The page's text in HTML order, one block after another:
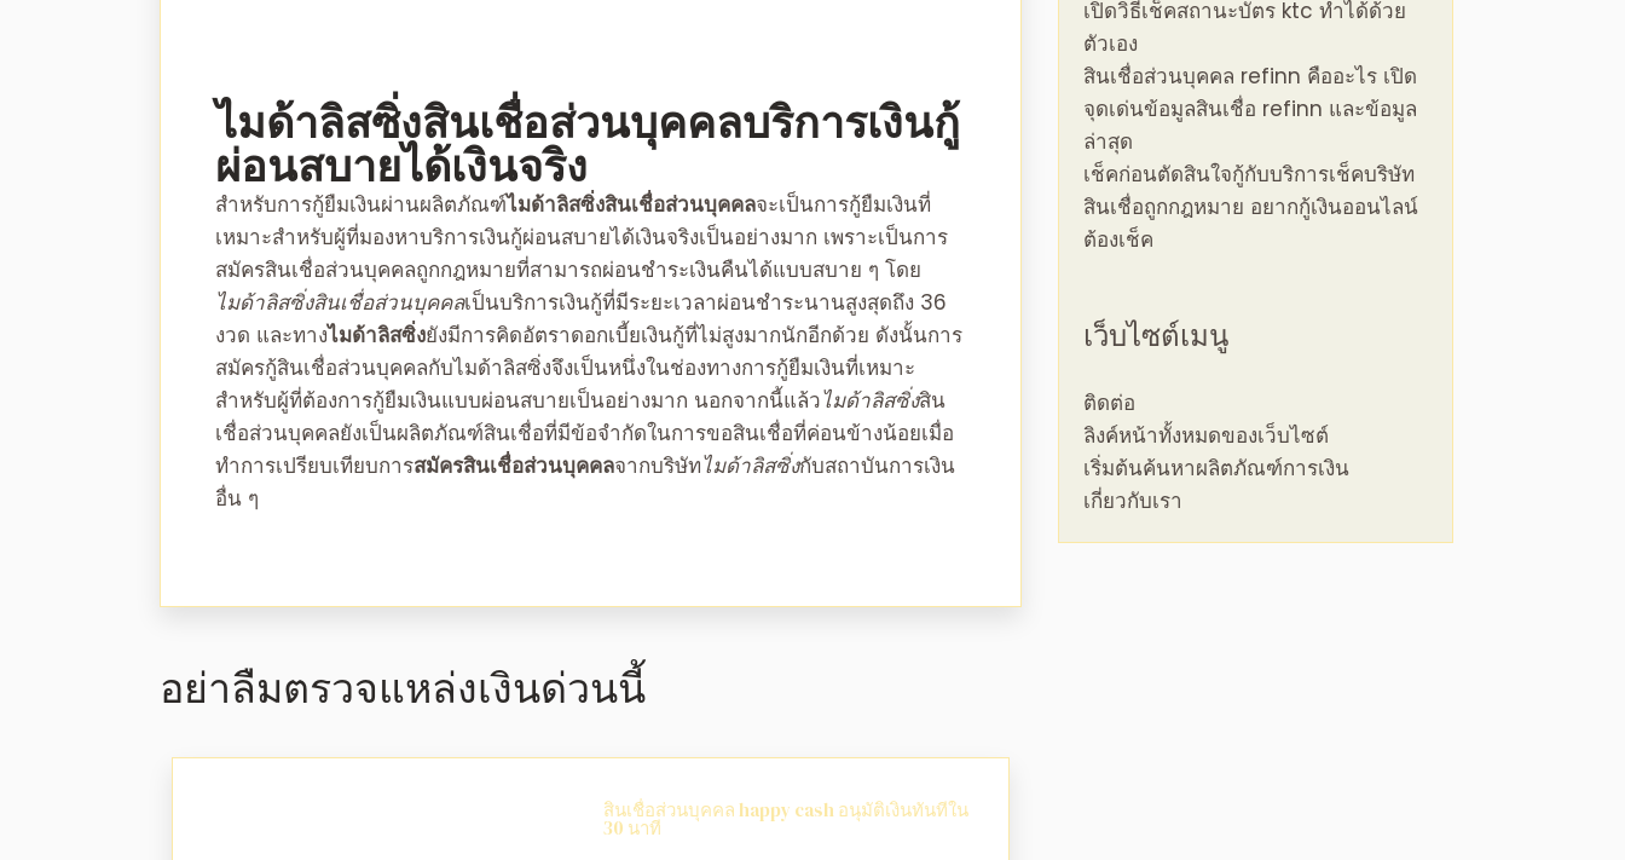
ไมด้าลิสซิ่งสินเชื่อส่วนบุคคลบริการเงินกู้
ผ่อนสบายได้เงินจริง
สำหรับการกู้ยืมเงินผ่านผลิตภัณฑ์ไมด้าลิสซิ่งสินเชื่อส่วนบุคคลจะเป็นการกู้ยืมเงินที่
เหมาะสำหรับผู้ที่มองหาบริการเงินกู้ผ่อนสบายได้เงินจริงเป็นอย่างมาก เพราะเป็นการ
สมัครสินเชื่อส่วนบุคคลถูกกฎหมายที่สามารถผ่อนชำระเงินคืนได้แบบสบาย ๆ โดย
ไมด้าลิสซิ่งสินเชื่อส่วนบุคคลเป็นบริการเงินกู้ที่มีระยะเวลาผ่อนชำระนานสูงสุดถึง 36
งวด และทางไมด้าลิสซิ่งยังมีการคิดอัตราดอกเบี้ยเงินกู้ที่ไม่สูงมากนักอีกด้วย ดังนั้นการ
สมัครกู้สินเชื่อส่วนบุคคลกับไมด้าลิสซิ่งจึงเป็นหนึ่งในช่องทางการกู้ยืมเงินที่เหมาะ
สำหรับผู้ที่ต้องการกู้ยืมเงินแบบผ่อนสบายเป็นอย่างมาก นอกจากนี้แล้วไมด้าลิสซิ่งสิน
เชื่อส่วนบุคคลยังเป็นผลิตภัณฑ์สินเชื่อที่มีข้อจำกัดในการขอสินเชื่อที่ค่อนข้างน้อยเมื่อ
ทำการเปรียบเทียบการสมัครสินเชื่อส่วนบุคคลจากบริษัทไมด้าลิสซิ่งกับสถาบันการเงิน
อื่น ๆ
อย่าลืมตรวจแหล่งเงินด่วนนี้
สินเชื่อส่วนบุคคล happy cash อนุมัติเงินทันทีใน
30 นาที
เปิดวิธีเช็คสถานะบัตร ktc ทำได้ด้วย
ตัวเอง
สินเชื่อส่วนบุคคล refinn คืออะไร เปิด
จุดเด่นข้อมูลสินเชื่อ refinn และข้อมูล
ล่าสุด
เช็คก่อนตัดสินใจกู้กับบริการเช็คบริษัท
สินเชื่อถูกกฎหมาย อยากกู้เงินออนไลน์
ต้องเช็ค
เว็บไซต์เมนู
ติดต่อ
ลิงค์หน้าทั้งหมดของเว็บไซต์
เริ่มต้นค้นหาผลิตภัณฑ์การเงิน
เกี่ยวกับเรา